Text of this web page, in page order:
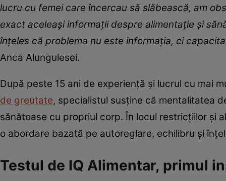
lucru cu femei care încercau să slăbească, am
exact aceleași informații despre alimentație și
înțeles că problema nu este informația, ci
Anca Alungulesei.
După peste 15 ani de experiență și lucrul cu mai
de greutate, specialistul susține că mentalitatea
sănătoase cu propriul corp. În locul restricțiilor și
o abordare bazată pe autoreglare, echilibru și
Testul de IQ Alimentar, primul